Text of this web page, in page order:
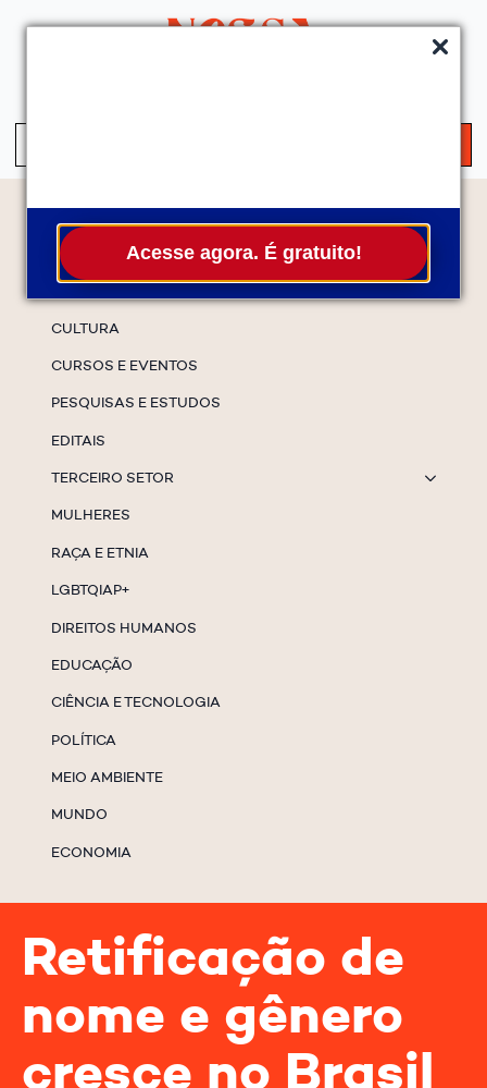
Acesse agora. É gratuito!
Temas
CULTURA
CURSOS E EVENTOS
PESQUISAS E ESTUDOS
EDITAIS
TERCEIRO SETOR
MULHERES
RAÇA E ETNIA
LGBTQIAP+
DIREITOS HUMANOS
EDUCAÇÃO
CIÊNCIA E TECNOLOGIA
POLÍTICA
MEIO AMBIENTE
MUNDO
ECONOMIA
Retificação de
nome e gênero
cresce no Brasil